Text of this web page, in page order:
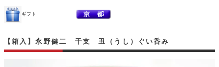
ギフト
【箱入】永野健二 干支 丑（うし）ぐい呑み